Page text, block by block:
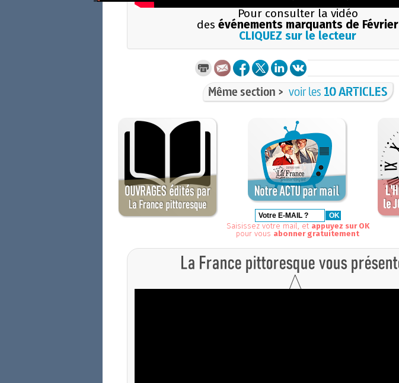
Pour consulter la vidéo
des événements marquants de Février
CLIQUEZ sur le lecteur
Même section > voir les 10 ARTICLES
Saisissez votre mail, et appuyez sur OK
pour vous abonner gratuitement